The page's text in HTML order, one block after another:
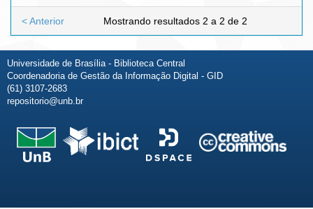
Mostrando resultados 2 a 2 de 2
< Anterior
Universidade de Brasília - Biblioteca Central
Coordenadoria de Gestão da Informação Digital - GID
(61) 3107-2683
repositorio@unb.br